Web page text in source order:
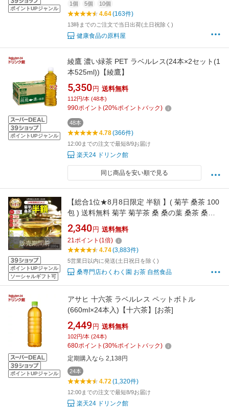
ポイントUPジャンル
1個 5個 10個
4.64(163件)
13時までのご注文で当日出荷(土日祝除く)
健康食品の原料屋
ポイントUPジャンル
綾鷹 濃い緑茶 PET ラベルレス(24本×2セット(1
本525ml))【綾鷹】
5,350 円 送料無料
112円/本 (48本)
990ポイント (20%ポイントバック)
48本
4.78(366件)
12:00までの注文で最短8/9お届け
楽天24 ドリンク館
同じ商品を安い順で見る
販売期間前
ポイントUPジャンル
ソーシャルギフト可
【総合1位★8月8日限定 半額 】( 菊芋 桑茶 100
包 ) 送料無料 菊芋 菊芋茶 桑 桑の葉 桑茶 桑の
葉茶 わくわく園 国産 ティーバッグ イヌリン き
くいも 茶 美味しい ティーパック 九州産 健康茶
食物繊維 ノンカフェイン 痩活 正月太り
2,340 円 送料無料
21ポイント (1倍)
4.74(3,883件)
5営業日以内に発送(土日祝日を除く)
桑専門店わくわく園 お茶 自然食品
ポイントUPジャンル
アサヒ 十六茶 ラベルレス ペットボトル
(660ml×24本入)【十六茶】[お茶]
2,449 円 送料無料
102円/本 (24本)
680ポイント (30%ポイントバック)
定期購入なら 2,138円
24本
4.72(1,320件)
12:00までの注文で最短8/9お届け
楽天24 ドリンク館